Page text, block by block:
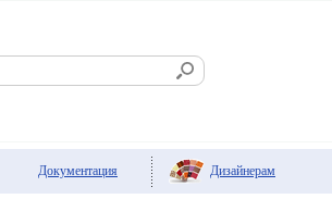
Документация Дизайнерам